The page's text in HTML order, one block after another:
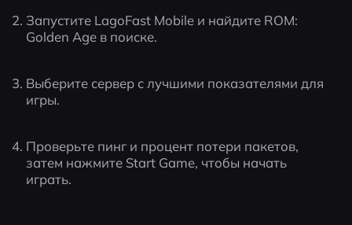
Запустите LagoFast Mobile и найдите ROM:
Golden Age в поиске.
Выберите сервер с лучшими показателями для
игры.
Проверьте пинг и процент потери пакетов,
затем нажмите Start Game, чтобы начать
играть.